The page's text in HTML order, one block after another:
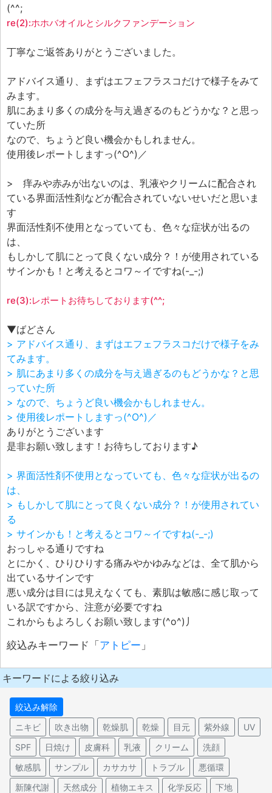
(^^;
re(2):ホホバオイルとシルクファンデーション
丁寧なご返答ありがとうございました。
アドバイス通り、まずはエフェフラスコだけで様子をみて
みます。
肌にあまり多くの成分を与え過ぎるのもどうかな？と思っ
ていた所
なので、ちょうど良い機会かもしれません。
使用後レポートしますっ(^O^)／
> 痒みや赤みが出ないのは、乳液やクリームに配合され
ている界面活性剤などが配合されていないせいだと思いま
す
界面活性剤不使用となっていても、色々な症状が出るの
は、
もしかして肌にとって良くない成分？！が使用されている
サインかも！と考えるとコワ～イですね(-_-;)
re(3):レポートお待ちしております(^^;
▼ばどさん
> アドバイス通り、まずはエフェフラスコだけで様子をみ
てみます。
> 肌にあまり多くの成分を与え過ぎるのもどうかな？と思
っていた所
> なので、ちょうど良い機会かもしれません。
> 使用後レポートしますっ(^O^)／
ありがとうございます
是非お願い致します！お待ちしております♪
> 界面活性剤不使用となっていても、色々な症状が出るの
は、
> もしかして肌にとって良くない成分？！が使用されてい
る
> サインかも！と考えるとコワ～イですね(-_-;)
おっしゃる通りですね
とにかく、ひりひりする痛みやかゆみなどは、全て肌から
出ているサインです
悪い成分は目には見えなくても、素肌は敏感に感じ取って
いる訳ですから、注意が必要ですね
これからもよろしくお願い致します(^o^)丿
絞込みキーワード「 アトピー 」
キーワードによる絞り込み
絞込み解除
ニキビ
吹き出物 乾燥肌 乾燥 目元 紫外線
UV
SPF
日焼け 皮膚科 乳液 クリーム
洗顔
敏感肌
サンプル カサカサ トラブル
悪循環
新陳代謝
天然成分 植物エキス 化学反応 下地